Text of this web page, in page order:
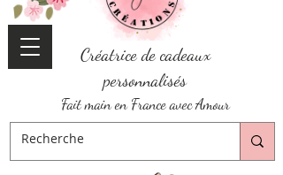
Créatrice de cadeaux
personnalisés
Fait main en France avec Amour